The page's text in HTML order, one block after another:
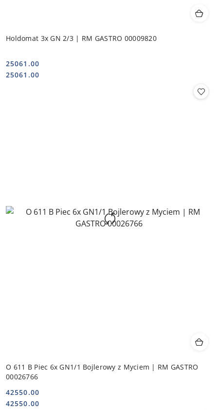
Holdomat 3x GN 2/3 | RM GASTRO 00009820
Cena:
25061.00
Cena:
25061.00
O 611 B Piec 6x GN1/1 Bojlerowy z Myciem | RM GASTRO
00026766
Cena:
42550.00
Cena:
42550.00